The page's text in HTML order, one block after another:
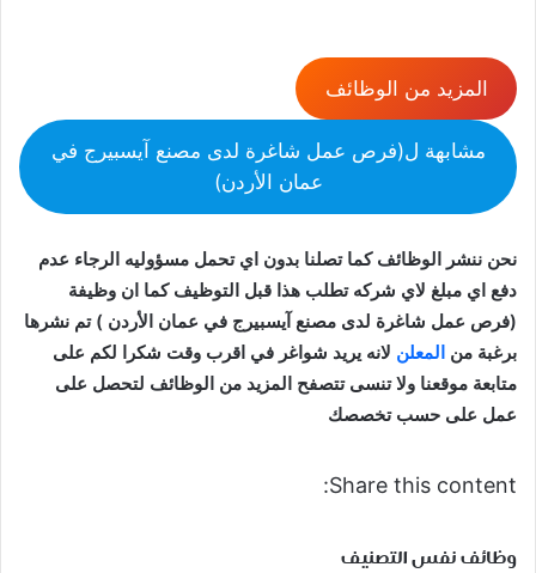
المزيد من الوظائف
مشابهة ل(فرص عمل شاغرة لدى مصنع آيسبيرج في
عمان الأردن)
نحن ننشر الوظائف كما تصلنا بدون اي تحمل مسؤوليه الرجاء عدم
دفع اي مبلغ لاي شركه تطلب هذا قبل التوظيف كما ان وظيفة
(فرص عمل شاغرة لدى مصنع آيسبيرج في عمان الأردن ) تم نشرها
برغبة من المعلن لانه يريد شواغر في اقرب وقت شكرا لكم على
متابعة موقعنا ولا تنسى تتصفح المزيد من الوظائف لتحصل على
عمل على حسب تخصصك
Share this content:
وظائف نفس التصنيف